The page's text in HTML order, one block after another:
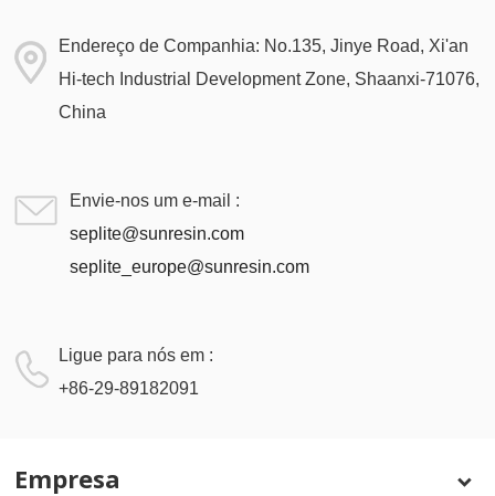
Endereço de Companhia: No.135, Jinye Road, Xi'an
Hi-tech Industrial Development Zone, Shaanxi-71076,
China
Envie-nos um e-mail :
seplite@sunresin.com
seplite_europe@sunresin.com
Ligue para nós em :
+86-29-89182091
Empresa